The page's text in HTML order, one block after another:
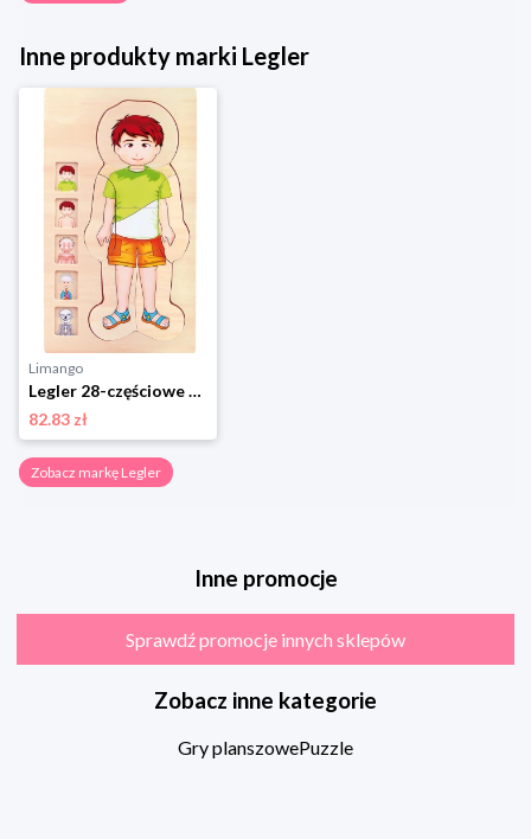
Inne produkty marki Legler
Limango
Legler 28-częściowe puzzle - 4+ rozmiar: onesize
82.83 zł
Zobacz markę Legler
Inne promocje
Sprawdź promocje innych sklepów
Zobacz inne kategorie
Gry planszowePuzzle